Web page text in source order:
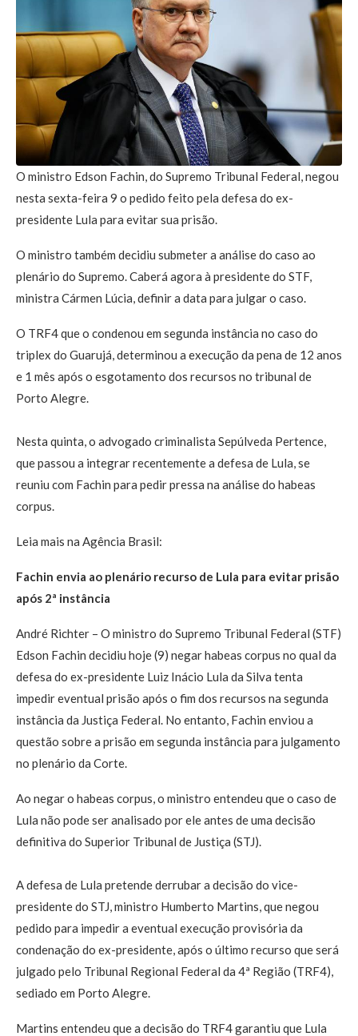
O ministro Edson Fachin, do Supremo Tribunal Federal, negou
nesta sexta-feira 9 o pedido feito pela defesa do ex-
presidente Lula para evitar sua prisão.
O ministro também decidiu submeter a análise do caso ao
plenário do Supremo. Caberá agora à presidente do STF,
ministra Cármen Lúcia, definir a data para julgar o caso.
O TRF4 que o condenou em segunda instância no caso do
triplex do Guarujá, determinou a execução da pena de 12 anos
e 1 mês após o esgotamento dos recursos no tribunal de
Porto Alegre.
Nesta quinta, o advogado criminalista Sepúlveda Pertence,
que passou a integrar recentemente a defesa de Lula, se
reuniu com Fachin para pedir pressa na análise do habeas
corpus.
Leia mais na Agência Brasil:
Fachin envia ao plenário recurso de Lula para evitar prisão
após 2ª instância
André Richter – O ministro do Supremo Tribunal Federal (STF)
Edson Fachin decidiu hoje (9) negar habeas corpus no qual da
defesa do ex-presidente Luiz Inácio Lula da Silva tenta
impedir eventual prisão após o fim dos recursos na segunda
instância da Justiça Federal. No entanto, Fachin enviou a
questão sobre a prisão em segunda instância para julgamento
no plenário da Corte.
Ao negar o habeas corpus, o ministro entendeu que o caso de
Lula não pode ser analisado por ele antes de uma decisão
definitiva do Superior Tribunal de Justiça (STJ).
A defesa de Lula pretende derrubar a decisão do vice-
presidente do STJ, ministro Humberto Martins, que negou
pedido para impedir a eventual execução provisória da
condenação do ex-presidente, após o último recurso que será
julgado pelo Tribunal Regional Federal da 4ª Região (TRF4),
sediado em Porto Alegre.
Martins entendeu que a decisão do TRF4 garantiu que Lula